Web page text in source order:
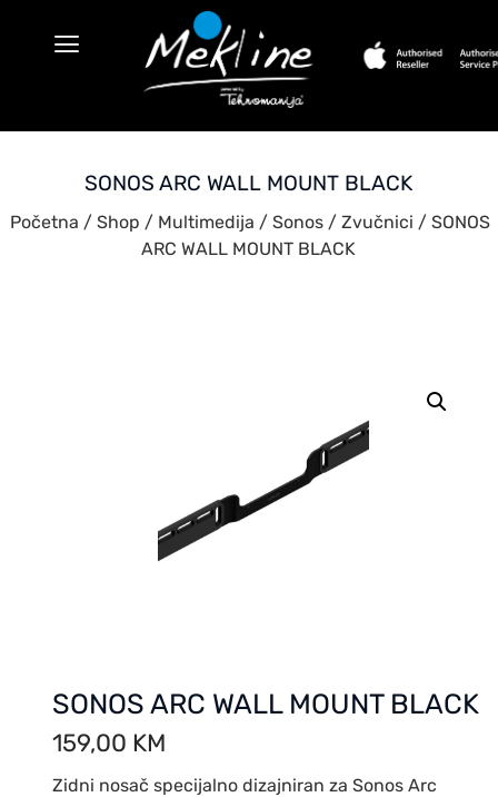
SONOS ARC WALL MOUNT BLACK
Početna / Shop / Multimedija / Sonos / Zvučnici / SONOS
ARC WALL MOUNT BLACK
SONOS ARC WALL MOUNT BLACK
159,00 KM
Zidni nosač specijalno dizajniran za Sonos Arc